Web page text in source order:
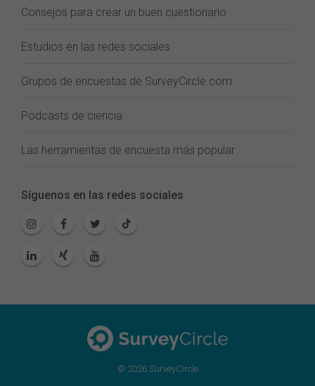
Consejos para crear un buen cuestionario
Estudios en las redes sociales
Grupos de encuestas de SurveyCircle.com
Podcasts de ciencia
Las herramientas de encuesta más popular
Síguenos en las redes sociales
© 2026 SurveyCircle